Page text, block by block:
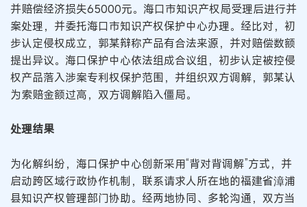
并赔偿经济损失65000元。海口市知识产权局受理后进行并
案处理，并委托海口市知识产权保护中心办理。经比对，初
步认定侵权成立，郭某辩称产品有合法来源，并对赔偿数额
提出异议。海口保护中心依法组成合议组，初步认定被控侵
权产品落入涉案专利权保护范围，并组织双方调解，郭某认
为索赔金额过高，双方调解陷入僵局。
处理结果
为化解纠纷，海口保护中心创新采用“背对背调解”方式，并
启动跨区域行政协作机制，联系请求人所在地的福建省漳浦
县知识产权管理部门协助。经两地协同、多轮沟通，双方当